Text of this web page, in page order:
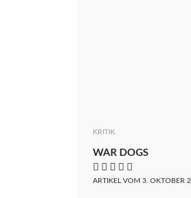
KRITIK
WAR DOGS
    
ARTIKEL VOM 3. OKTOBER